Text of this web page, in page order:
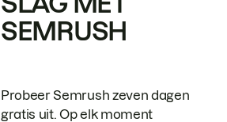
SEMRUSH
Probeer Semrush zeven dagen
gratis uit. Op elk moment